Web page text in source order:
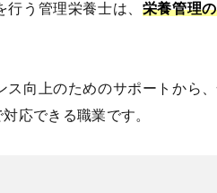
う管理栄養士は、 栄養管理
ス向上のためのサポートから
応できる職業です。